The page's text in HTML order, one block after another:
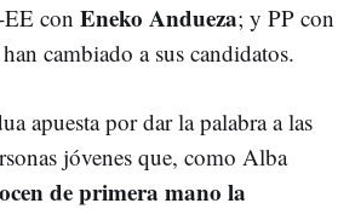
con Eneko Andueza; y PP con
cambiado a sus candidatos.
apuesta por dar la palabra a las
jóvenes que, como Alba
de primera mano la